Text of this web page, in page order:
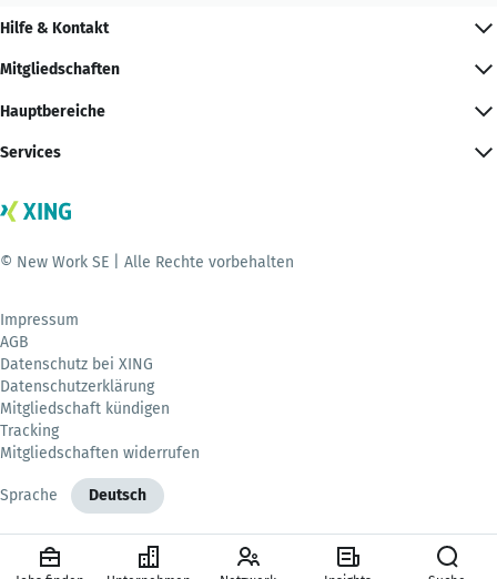
Hilfe & Kontakt
Mitgliedschaften
Hauptbereiche
Services
© New Work SE | Alle Rechte vorbehalten
Impressum
AGB
Datenschutz bei XING
Datenschutzerklärung
Mitgliedschaft kündigen
Tracking
Mitgliedschaften widerrufen
Sprache Deutsch